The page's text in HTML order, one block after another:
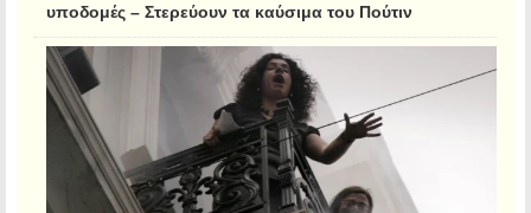
υποδομές – Στερεύουν τα καύσιμα του Πούτιν